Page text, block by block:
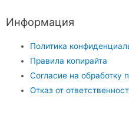
Информация
Политика
Правила копирайта
Согласие на обработку
Отказ от